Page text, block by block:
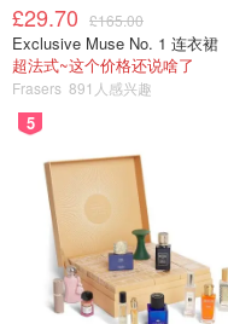
图片来自于
也算是大火了好几年的
酷的赛博朋克风格3A大
由的交互元素，完善的
疑是一款非常成功的游
最好的入手时间~
£29.70 £165.00
Exclusive Muse No. 1 连衣裙
超法式~这个价格还说啥了
Frasers 891人感兴趣
5